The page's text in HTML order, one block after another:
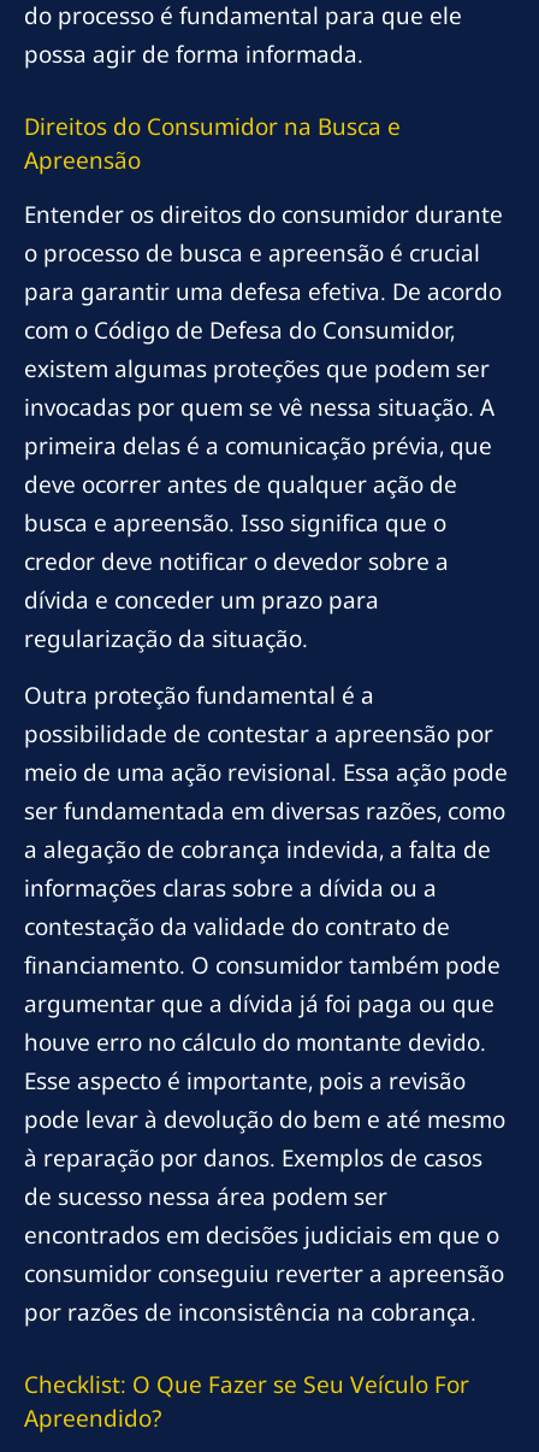
do processo é fundamental para que ele
possa agir de forma informada.
Direitos do Consumidor na Busca e
Apreensão
Entender os direitos do consumidor durante
o processo de busca e apreensão é crucial
para garantir uma defesa efetiva. De acordo
com o Código de Defesa do Consumidor,
existem algumas proteções que podem ser
invocadas por quem se vê nessa situação. A
primeira delas é a comunicação prévia, que
deve ocorrer antes de qualquer ação de
busca e apreensão. Isso significa que o
credor deve notificar o devedor sobre a
dívida e conceder um prazo para
regularização da situação.
Outra proteção fundamental é a
possibilidade de contestar a apreensão por
meio de uma ação revisional. Essa ação pode
ser fundamentada em diversas razões, como
a alegação de cobrança indevida, a falta de
informações claras sobre a dívida ou a
contestação da validade do contrato de
financiamento. O consumidor também pode
argumentar que a dívida já foi paga ou que
houve erro no cálculo do montante devido.
Esse aspecto é importante, pois a revisão
pode levar à devolução do bem e até mesmo
à reparação por danos. Exemplos de casos
de sucesso nessa área podem ser
encontrados em decisões judiciais em que o
consumidor conseguiu reverter a apreensão
por razões de inconsistência na cobrança.
Checklist: O Que Fazer se Seu Veículo For
Apreendido?